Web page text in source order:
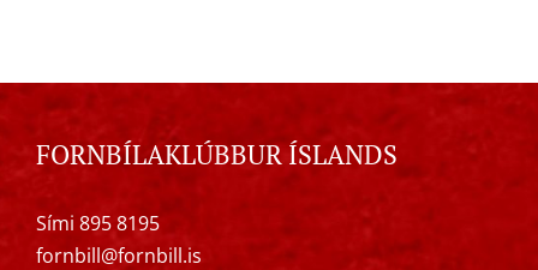
FORNBÍLAKLÚBBUR ÍSLANDS
Sími 895 8195
fornbill@fornbill.is